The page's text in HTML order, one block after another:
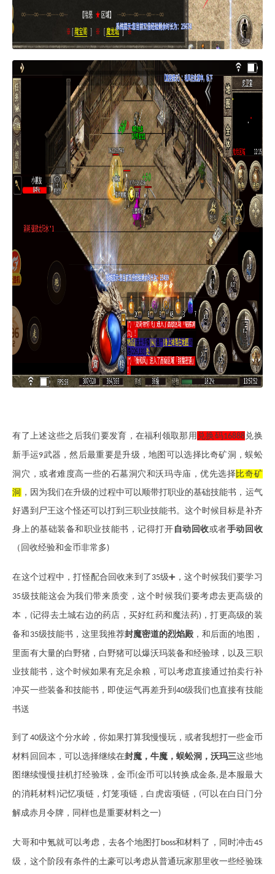
有了上述这些之后我们要发育， 在福利领取那用 兑换码16888兑换
新手运9武器，然后最重要是升级，地图可以选择比奇矿洞，蜈蚣
洞穴，或者难度高一些的石墓洞穴和沃玛寺庙，优先选择比奇矿
洞 ，因为我们在升级的过程中可以顺带打职业的基础技能书，运气
好遇到尸王这个怪还可以打到三职业技能书。这个时候目标是补齐
身上的基础装备和职业技能书，记得打开 自动回收或者手动回收
（回收经验和金币非常多)
在这个过程中，打怪配合回收来到了 35级➕，这个时候我们要学习
35级技能这会为我们带来质变，这个时候我们要考虑去更高级的
本， (记得去土城右边的药店，买好红药和魔法药)，打更高级的装
备和 35级技能书，这里我推荐封魔密道的烈焰殿 ，和后面的地图，
里面有大量的白野猪，白野猪可以爆沃玛装备和经验球，以及三职
业技能书，这个时候如果有充足余粮，可以考虑直接通过拍卖行补
冲买一些装备和技能书，即使运气再差升到40级我们也直接有技能
书送
到了 40级这个分水岭，你如果打算我慢慢玩，或者我想打一些金币
材料回回本，可以选择继续在封魔，牛魔，蜈蚣洞，沃玛三这些地
图继续慢慢挂机打经验珠，金币(金币可以转换成金条,是本服最大
的消耗材料)记忆项链，灯笼项链，白虎齿项链， (可以在白日门分
解成赤月令牌，同样也是重要材料之一)
大哥和中氪就可以考虑，去各个地图打 boss和材料了，同时冲击45
级，这个阶段有条件的土豪可以考虑从普通玩家那里收一些经验珠